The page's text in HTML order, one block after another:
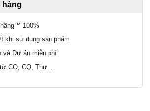
hàng
100%
khi sử dụng sản phẩm
và Dự án miễn phí
CO, CQ, Thư...